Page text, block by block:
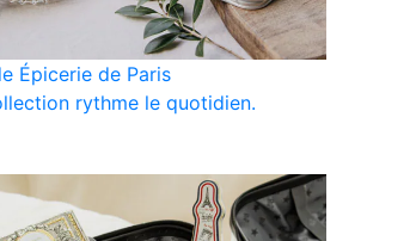
Épicerie de Paris
rythme le quotidien.